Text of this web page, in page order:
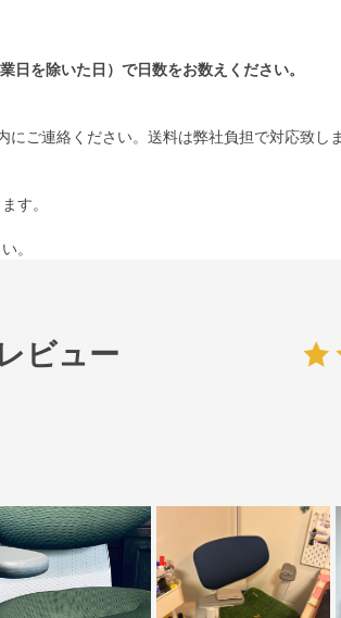
を除いた日）で日数をお数えください。
ご連絡ください。送料は弊社負担で対応致し
す。
。
ビュー